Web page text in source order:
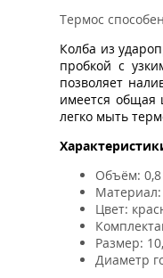
Термос
Колба из
пробкой с
позволяет
имеется общая
легко мыть
Объём: 0,8
Цвет:
Размер:
Диаметр